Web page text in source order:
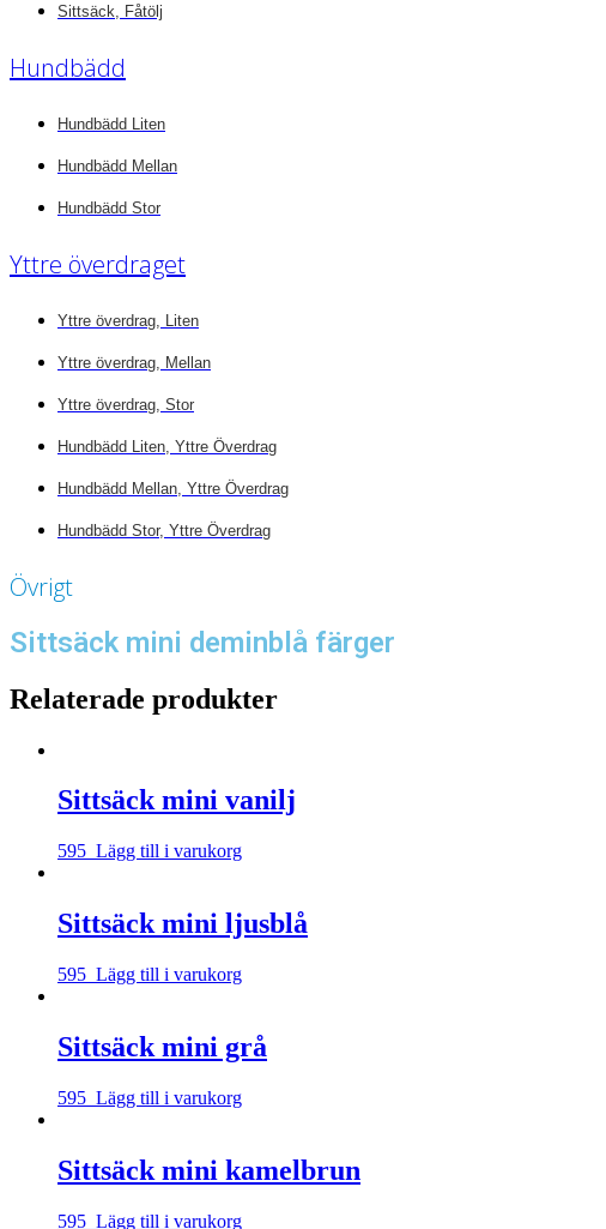
Sittsäck, Fåtölj
Hundbädd
Hundbädd Liten
Hundbädd Mellan
Hundbädd Stor
Yttre överdraget
Yttre överdrag, Liten
Yttre överdrag, Mellan
Yttre överdrag, Stor
Hundbädd Liten, Yttre Överdrag
Hundbädd Mellan, Yttre Överdrag
Hundbädd Stor, Yttre Överdrag
Övrigt
Sittsäck mini deminblå färger
Relaterade produkter
Sittsäck mini vanilj
595 Lägg till i varukorg
Sittsäck mini ljusblå
595 Lägg till i varukorg
Sittsäck mini grå
595 Lägg till i varukorg
Sittsäck mini kamelbrun
595 Lägg till i varukorg